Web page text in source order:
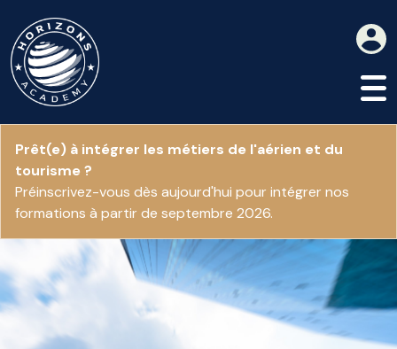
Prêt(e) à intégrer les métiers de l'aérien et du
tourisme ?
Préinscrivez-vous dès aujourd'hui pour intégrer nos
formations à partir de septembre 2026.